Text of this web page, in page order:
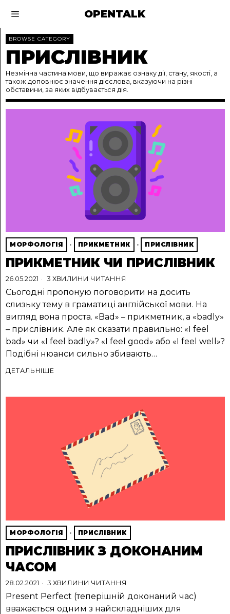
OPENTALK
BROWSE CATEGORY
ПРИСЛІВНИК
Незмінна частина мови, що виражає ознаку дії, стану, якості, а
також доповнює значення дієслова, вказуючи на різні
обставини, за яких відбувається дія.
МОРФОЛОГІЯ · ПРИКМЕТНИК · ПРИСЛІВНИК
ПРИКМЕТНИК ЧИ ПРИСЛІВНИК
26.05.2021 3 ХВИЛИНИ ЧИТАННЯ
Сьогодні пропоную поговорити на досить
слизьку тему в граматиці англійської мови. На
вигляд вона проста. «Bad» – прикметник, а «badly»
– прислівник. Але як сказати правильно: «I feel
bad» чи «I feel badly»? «I feel good» або «I feel well»?
Подібні нюанси сильно збивають…
ДЕТАЛЬНІШЕ
МОРФОЛОГІЯ · ПРИСЛІВНИК
ПРИСЛІВНИК З ДОКОНАНИМ
ЧАСОМ
28.02.2021 3 ХВИЛИНИ ЧИТАННЯ
Present Perfect (теперішній доконаний час)
вважається одним з найскладніших для